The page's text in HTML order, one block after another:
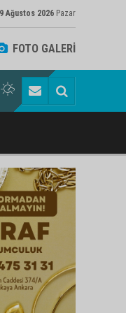
Ağustos 2026 Pazar
FOTO GALERİ
akını